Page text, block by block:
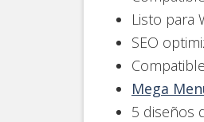
Listo para
SEO
Mega
5 diseños